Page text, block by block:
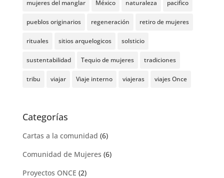
mujeres del manglar México naturaleza pacifico
pueblos originarios regeneración retiro de mujeres
rituales sitios arquelogicos solsticio
sustentabilidad Tequio de mujeres tradiciones
tribu viajar Viaje interno viajeras viajes Once
Categorías
Cartas a la comunidad (6)
Comunidad de Mujeres (6)
Proyectos ONCE (2)